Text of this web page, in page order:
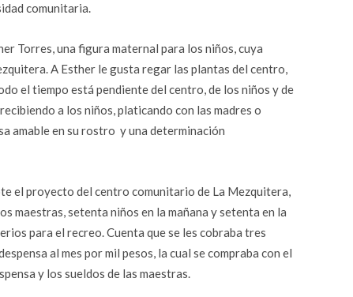
comunitaria.
Torres, una figura maternal para los niños, cuya
A Esther le gusta regar las plantas del centro,
el tiempo está pendiente del centro, de los niños y de
a los niños, platicando con las madres o
amable en su rostro y una determinación
el proyecto del centro comunitario de La Mezquitera,
maestras, setenta niños en la mañana y setenta en la
para el recreo. Cuenta que se les cobraba tres
al mes por mil pesos, la cual se compraba con el
y los sueldos de las maestras.